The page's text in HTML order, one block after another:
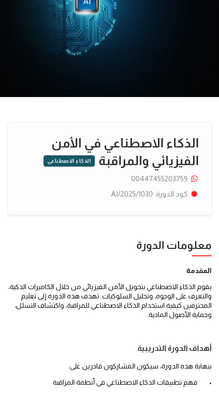
الذكاء الاصطناعي في الأمن
الفيزيائي والمراقبة
الذكاء الاصطناعي
00447455203759
كود الدورة: AI/2025/1030
معلومات الدورة
المقدمة
يقوم الذكاء الاصطناعي بتحويل الأمن الفيزيائي من خلال الكاميرات الذكية،
والتعرف على الوجوه، وتحليل السلوكيات. تهدف هذه الدورة إلى تعليم
المحترفين كيفية استخدام الذكاء الاصطناعي للمراقبة، واكتشاف التسلل،
وحماية الأصول المادية
أهداف الدورة التدريبية
بنهاية هذه الدورة، سيكون المشاركون قادرين على:
• فهم تطبيقات الذكاء الاصطناعي في أنظمة المراقبة